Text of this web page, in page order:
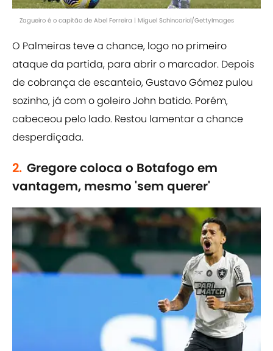
Zagueiro é o capitão de Abel Ferreira | Miguel Schincariol/GettyImages
O Palmeiras teve a chance, logo no primeiro
ataque da partida, para abrir o marcador. Depois
de cobrança de escanteio, Gustavo Gómez pulou
sozinho, já com o goleiro John batido. Porém,
cabeceou pelo lado. Restou lamentar a chance
desperdiçada.
2. Gregore coloca o Botafogo em
vantagem, mesmo 'sem querer'